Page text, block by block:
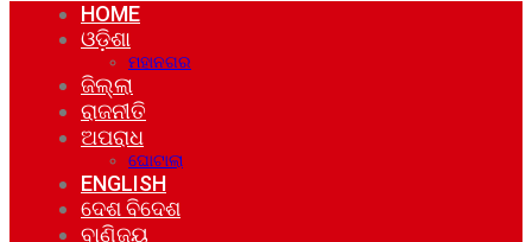
HOME
ଓଡ଼ିଶା
ମହାନଗର
ଜିଲ୍ଲା
ରାଜନୀତି
ଅପରାଧ
ଘୋଟାଲା
ENGLISH
ଦେଶ ବିଦେଶ
ବାଣିଜ୍ୟ